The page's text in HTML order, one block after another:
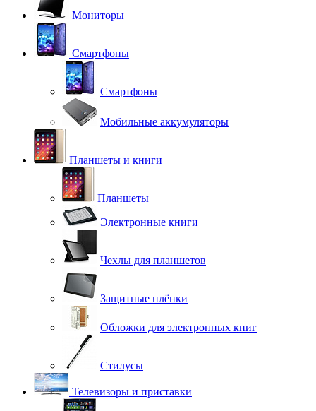
Мониторы
Смартфоны
Смартфоны
Мобильные аккумуляторы
Планшеты и книги
Планшеты
Электронные книги
Чехлы для планшетов
Защитные плёнки
Обложки для электронных книг
Стилусы
Телевизоры и приставки